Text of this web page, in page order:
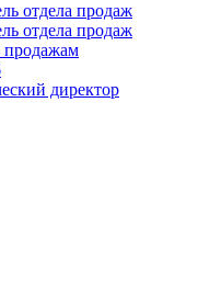
отдела продаж
отдела продаж
продажам
директор